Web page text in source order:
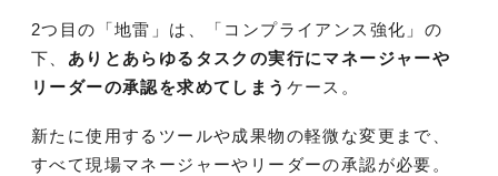
2つ目の「地雷」は、「コンプライアンス強化」の
下、 ありとあらゆるタスクの実行にマネージャーや
リーダーの承認を求めてしまう ケース。
新たに使用するツールや成果物の軽微な変更まで、
すべて現場マネージャーやリーダーの承認が必要。